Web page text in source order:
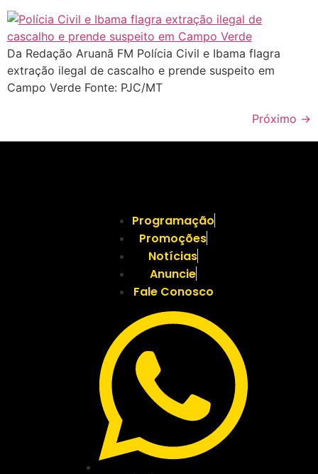
Da Redação Aruanã FM Polícia Civil e Ibama flagra
extração ilegal de cascalho e prende suspeito em
Campo Verde Fonte: PJC/MT
Próximo →
Programação
Promoções
Notícias
Anuncie
Fale Conosco